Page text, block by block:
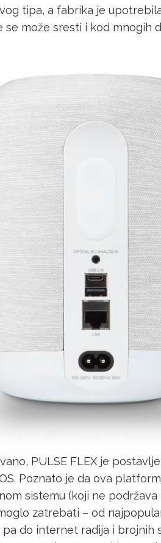
tipa, a fabrika je
se može sresti i kod mnogih
PULSE FLEX je
Poznato je da ova
sistemu (koji ne podržava
zatrebati – od
pa do internet radija i